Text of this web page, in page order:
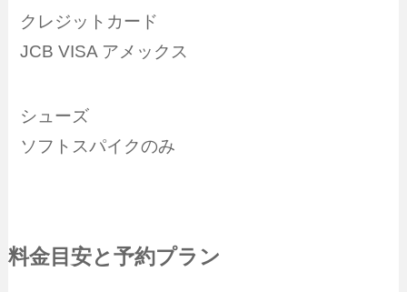
クレジットカード
JCB VISA アメックス
シューズ
ソフトスパイクのみ
料金目安と予約プラン